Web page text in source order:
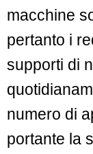
macchine
pertanto i
supporti di
numero di
portante la